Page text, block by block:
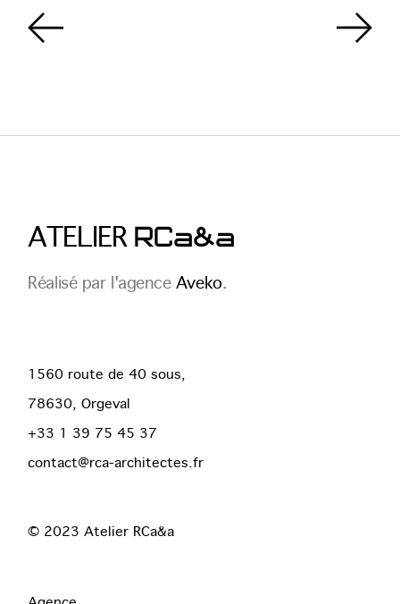
ATELIERRCa&a
Réalisé par l'agence Aveko.
1560 route de 40 sous,
78630, Orgeval
+33 1 39 75 45 37
contact@rca-architectes.fr
© 2023Atelier RCa&a